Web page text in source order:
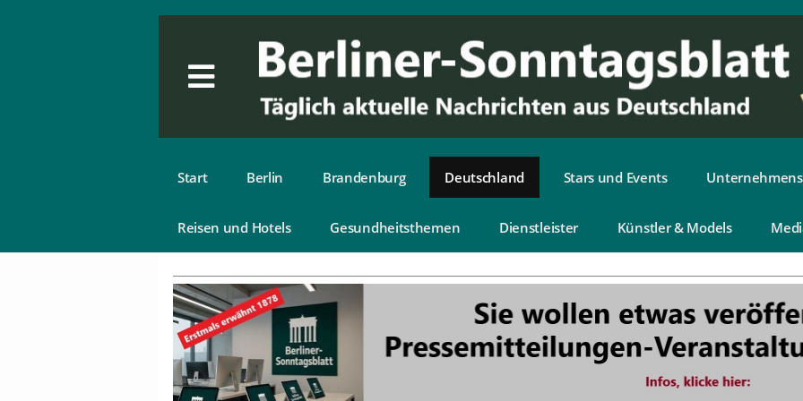
Start Berlin Brandenburg Deutschland Stars und Events
Reisen und Hotels Gesundheitsthemen Dienstleister Künstler & Models